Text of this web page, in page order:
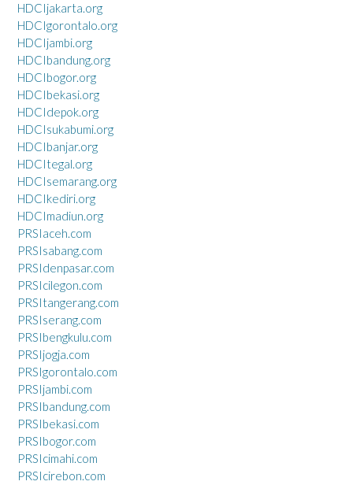
HDCIjakarta.org
HDCIgorontalo.org
HDCIjambi.org
HDCIbandung.org
HDCIbogor.org
HDCIbekasi.org
HDCIdepok.org
HDCIsukabumi.org
HDCIbanjar.org
HDCItegal.org
HDCIsemarang.org
HDCIkediri.org
HDCImadiun.org
PRSIaceh.com
PRSIsabang.com
PRSIdenpasar.com
PRSIcilegon.com
PRSItangerang.com
PRSIserang.com
PRSIbengkulu.com
PRSIjogja.com
PRSIgorontalo.com
PRSIjambi.com
PRSIbandung.com
PRSIbekasi.com
PRSIbogor.com
PRSIcimahi.com
PRSIcirebon.com